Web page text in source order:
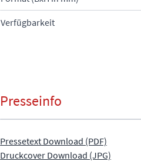
Verfügbarkeit
Presseinfo
Pressetext Download (PDF)
Druckcover Download (JPG)